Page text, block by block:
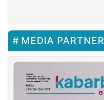
MEDIA PARTNER